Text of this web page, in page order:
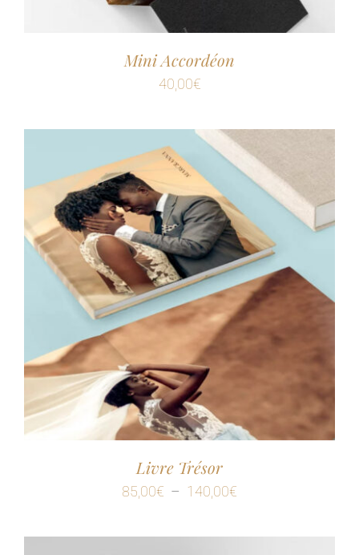
Mini Accordéon
40,00€
Livre Trésor
85,00€ – 140,00€
prix :